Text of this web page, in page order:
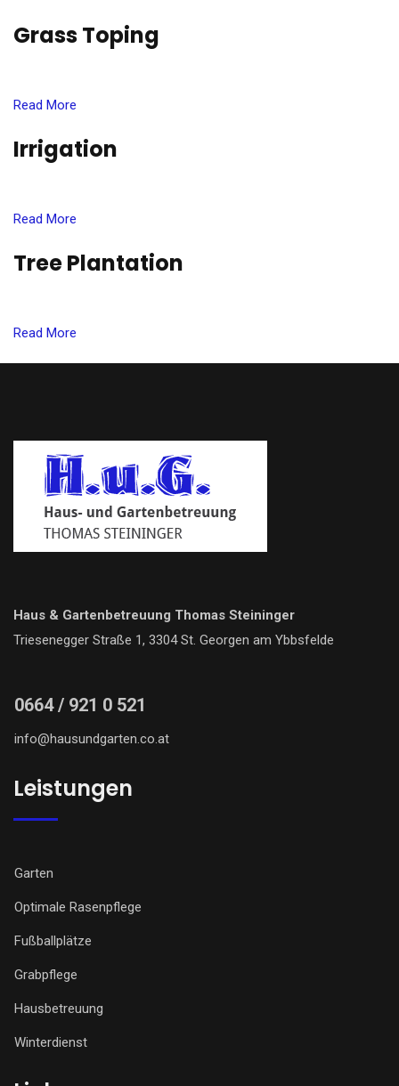
Grass Toping
Read More
Irrigation
Read More
Tree Plantation
Read More
Haus & Gartenbetreuung Thomas Steininger
Triesenegger Straße 1, 3304 St. Georgen am Ybbsfelde
0664 / 921 0 521
info@hausundgarten.co.at
Leistungen
Garten
Optimale Rasenpflege
Fußballplätze
Grabpflege
Hausbetreuung
Winterdienst